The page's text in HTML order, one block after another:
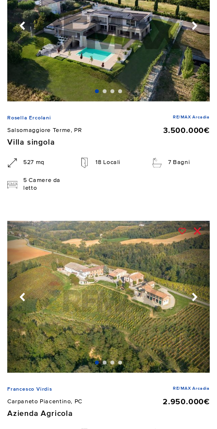
Rosella Ercolani RE/MAX Arcadia
Salsomaggiore Terme, PR
3.500.000€
Villa singola
527 mq 18 Locali 7 Bagni
5 Camere da
letto
Francesco Virdis RE/MAX Arcadia
Carpaneto Piacentino, PC
2.950.000€
Azienda Agricola